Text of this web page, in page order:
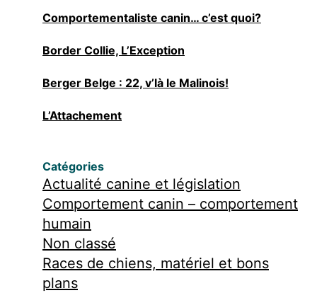
Comportementaliste canin… c’est quoi?
Border Collie, L’Exception
Berger Belge : 22, v’là le Malinois!
L’Attachement
Catégories
Actualité canine et législation
Comportement canin – comportement
humain
Non classé
Races de chiens, matériel et bons
plans